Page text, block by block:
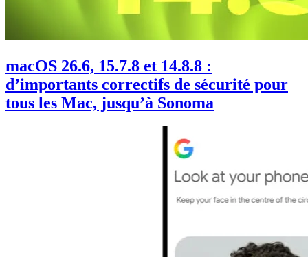
macOS 26.6, 15.7.8 et 14.8.8 :
d’importants correctifs de sécurité pour
tous les Mac, jusqu’à Sonoma